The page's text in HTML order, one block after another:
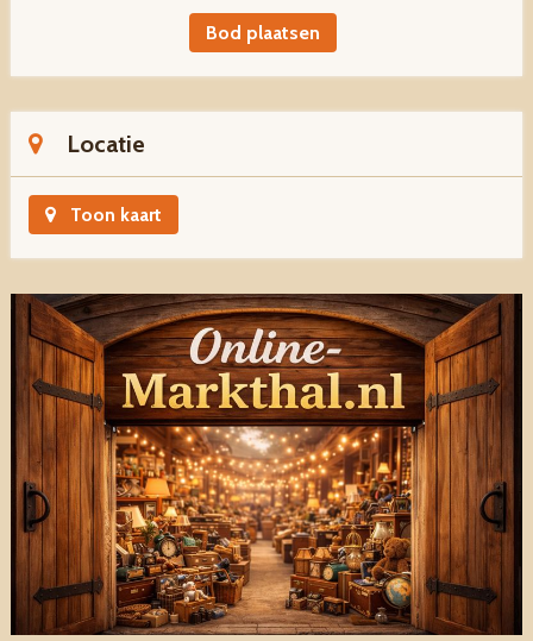
Bod plaatsen
Locatie
Toon kaart